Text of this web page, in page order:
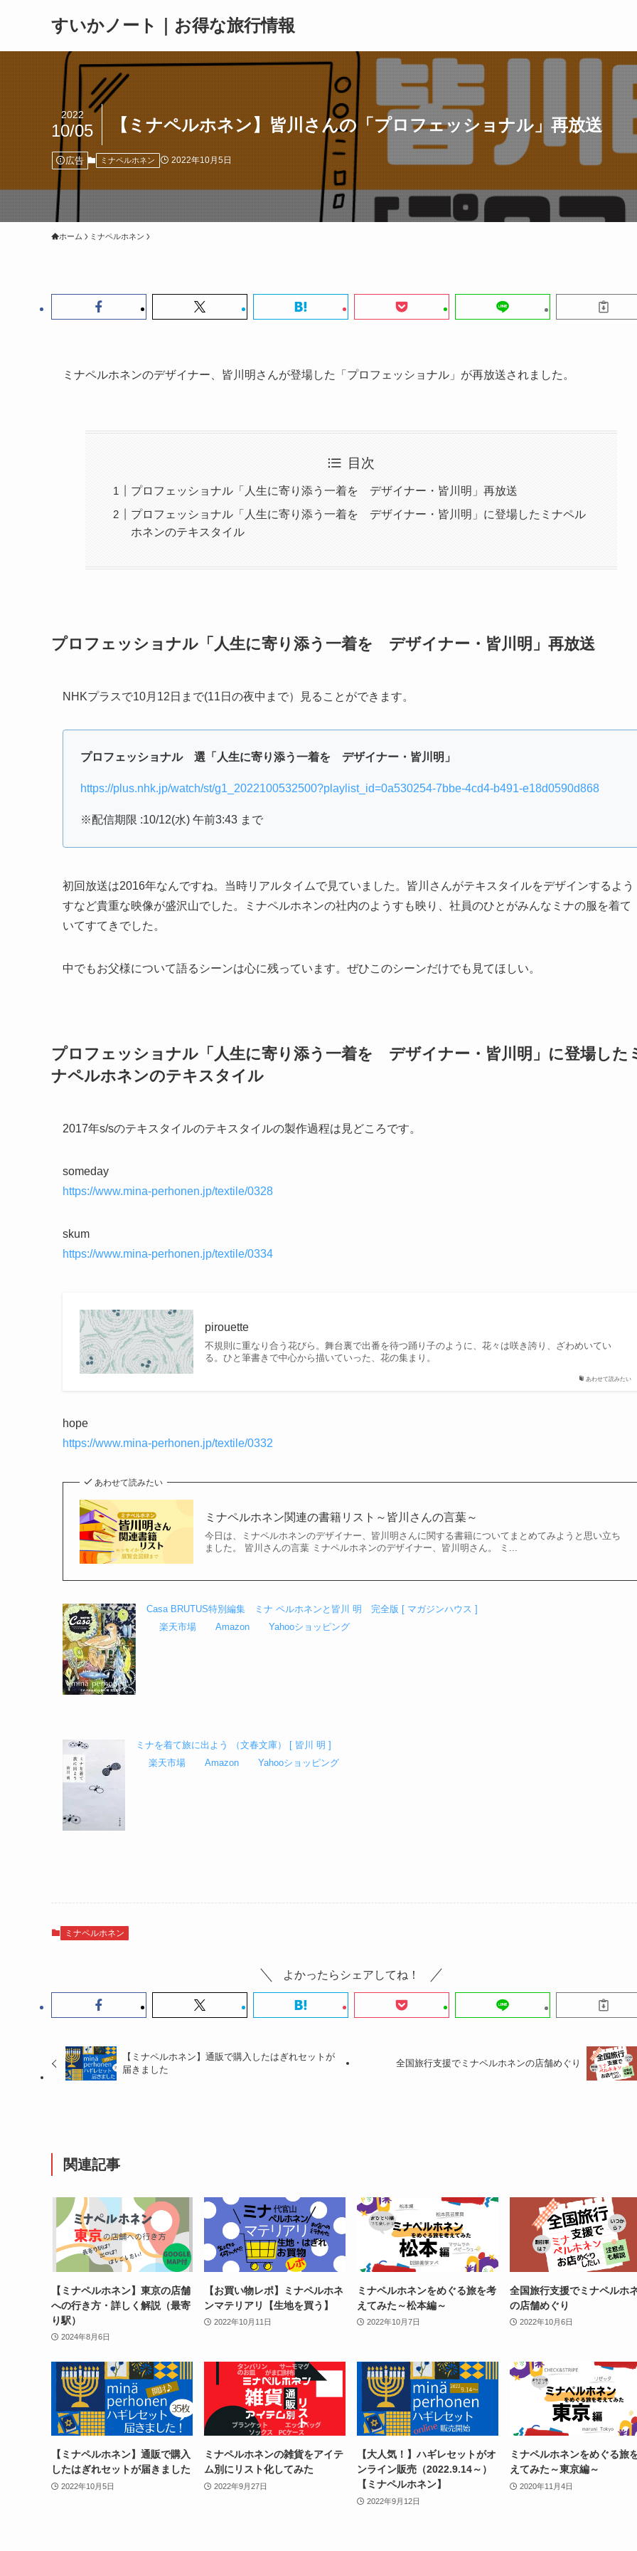
すいかノート｜お得な旅行情報
【ミナペルホネン】皆川さんの「プロフェッショナル」再放送
2022
10/05
広告 ミナペルホネン 2022年10月5日
ホーム ミナペルホネン
ミナペルホネンのデザイナー、皆川明さんが登場した「プロフェッショナル」が再放送されました。
目次
プロフェッショナル「人生に寄り添う一着を デザイナー・皆川明」再放送
プロフェッショナル「人生に寄り添う一着を デザイナー・皆川明」に登場したミナペル
ホネンのテキスタイル
プロフェッショナル「人生に寄り添う一着を デザイナー・皆川明」再放送
NHKプラスで10月12日まで(11日の夜中まで）見ることができます。
プロフェッショナル 選「人生に寄り添う一着を デザイナー・皆川明」
https://plus.nhk.jp/watch/st/g1_2022100532500?playlist_id=0a530254-7bbe-4cd4-b491-e18d0590d868
※配信期限 :10/12(水) 午前3:43 まで
初回放送は2016年なんですね。当時リアルタイムで見ていました。皆川さんがテキスタイルをデザインするよう
すなど貴重な映像が盛沢山でした。ミナペルホネンの社内のようすも映り、社員のひとがみんなミナの服を着て
いてすてきでした。
中でもお父様について語るシーンは心に残っています。ぜひこのシーンだけでも見てほしい。
プロフェッショナル「人生に寄り添う一着を デザイナー・皆川明」に登場した
ナペルホネンのテキスタイル
2017年s/sのテキスタイルのテキスタイルの製作過程は見どころです。
someday
https://www.mina-perhonen.jp/textile/0328
skum
https://www.mina-perhonen.jp/textile/0334
あわせて読みたい
pirouette
不規則に重なり合う花びら。舞台裏で出番を待つ踊り子のように、花々は咲き誇り、ざわめいてい
る。ひと筆書きで中心から描いていった、花の集まり。
hope
https://www.mina-perhonen.jp/textile/0332
あわせて読みたい
ミナペルホネン関連の書籍リスト～皆川さんの言葉～
今日は、ミナペルホネンのデザイナー、皆川明さんに関する書籍についてまとめてみようと思い立ち
ました。 皆川さんの言葉 ミナペルホネンのデザイナー、皆川明さん。 ミ...
Casa BRUTUS特別編集 ミナ ペルホネンと皆川 明 完全版 [ マガジンハウス ]
楽天市場
Amazon Yahooショッピング
ミナを着て旅に出よう （文春文庫） [ 皆川 明 ]
楽天市場
Amazon Yahooショッピング
ミナペルホネン
よかったらシェアしてね！
【ミナペルホネン】通販で購入したはぎれセットが
届きました
全国旅行支援でミナペルホネンの店舗めぐり
関連記事
【ミナペルホネン】東京の店舗
への行き方・詳しく解説（最寄
り駅）
2024年8月6日
【お買い物レポ】ミナペルホネ
ンマテリアリ【生地を買う】
2022年10月11日
ミナペルホネンをめぐる旅を考
えてみた～松本編～
2022年10月7日
全国旅行支援でミナペルホ
の店舗めぐり
2022年10月6日
【ミナペルホネン】通販で購入
したはぎれセットが届きました
2022年10月5日
ミナペルホネンの雑貨をアイテ
ム別にリスト化してみた
2022年9月27日
【大人気！】ハギレセットがオ
ンライン販売（2022.9.14～）
【ミナペルホネン】
2022年9月12日
ミナペルホネンをめぐる旅
えてみた～東京編～
2020年11月4日